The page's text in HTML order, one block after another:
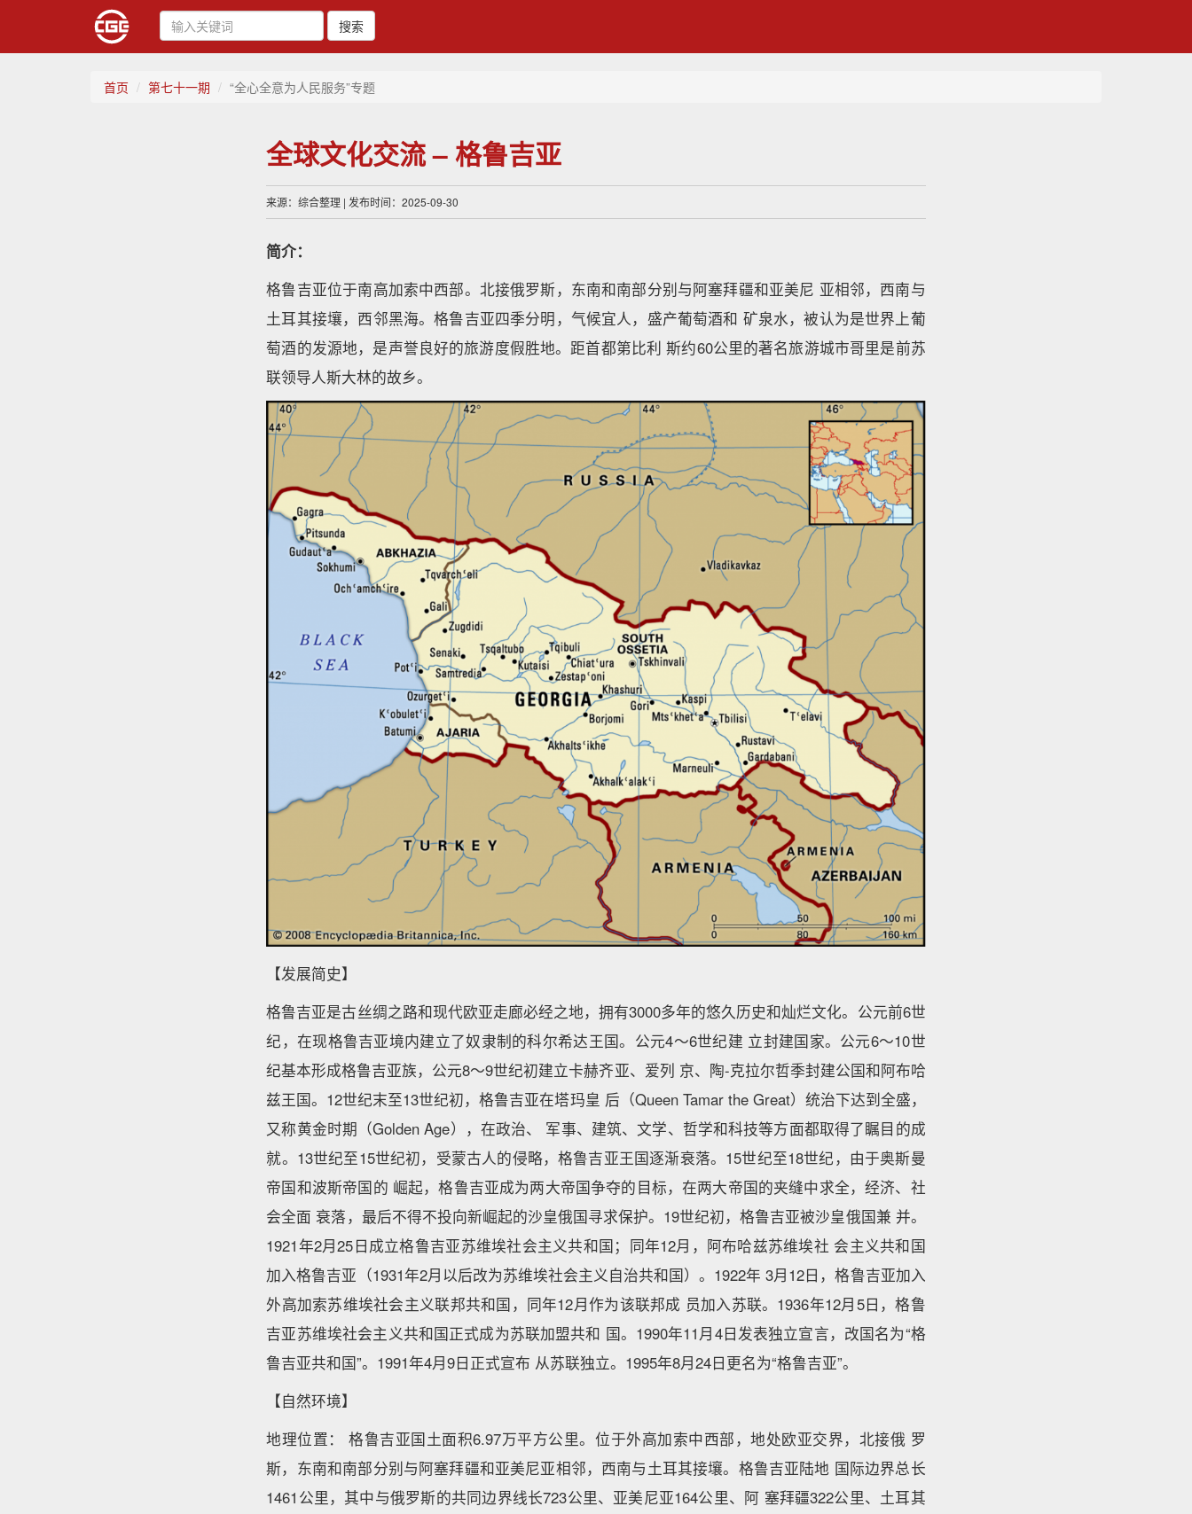
搜索
首页 第七十一期 “全心全意为人民服务”专题
全球文化交流 – 格鲁吉亚
来源：综合整理 | 发布时间：2025-09-30
简介：
格鲁吉亚位于南高加索中西部。北接俄罗斯，东南和南部分别与阿塞拜疆和亚美尼 亚相邻，西南与
土耳其接壤，西邻黑海。格鲁吉亚四季分明，气候宜人，盛产葡萄酒和 矿泉水，被认为是世界上葡
萄酒的发源地，是声誉良好的旅游度假胜地。距首都第比利 斯约60公里的著名旅游城市哥里是前苏
联领导人斯大林的故乡。
【发展简史】
格鲁吉亚是古丝绸之路和现代欧亚走廊必经之地，拥有3000多年的悠久历史和灿烂文化。公元前6世
纪，在现格鲁吉亚境内建立了奴隶制的科尔希达王国。公元4～6世纪建 立封建国家。公元6～10世
纪基本形成格鲁吉亚族，公元8～9世纪初建立卡赫齐亚、爱列 京、陶-克拉尔哲季封建公国和阿布哈
兹王国。12世纪末至13世纪初，格鲁吉亚在塔玛皇 后（Queen Tamar the Great）统治下达到全盛，
又称黄金时期（Golden Age），在政治、 军事、建筑、文学、哲学和科技等方面都取得了瞩目的成
就。13世纪至15世纪初，受蒙古人的侵略，格鲁吉亚王国逐渐衰落。15世纪至18世纪，由于奥斯曼
帝国和波斯帝国的 崛起，格鲁吉亚成为两大帝国争夺的目标，在两大帝国的夹缝中求全，经济、社
会全面 衰落，最后不得不投向新崛起的沙皇俄国寻求保护。19世纪初，格鲁吉亚被沙皇俄国兼 并。
1921年2月25日成立格鲁吉亚苏维埃社会主义共和国；同年12月，阿布哈兹苏维埃社 会主义共和国
加入格鲁吉亚（1931年2月以后改为苏维埃社会主义自治共和国）。1922年 3月12日，格鲁吉亚加入
外高加索苏维埃社会主义联邦共和国，同年12月作为该联邦成 员加入苏联。1936年12月5日，格鲁
吉亚苏维埃社会主义共和国正式成为苏联加盟共和 国。1990年11月4日发表独立宣言，改国名为“格
鲁吉亚共和国”。1991年4月9日正式宣布 从苏联独立。1995年8月24日更名为“格鲁吉亚”。
【自然环境】
地理位置： 格鲁吉亚国土面积6.97万平方公里。位于外高加索中西部，地处欧亚交界，北接俄 罗
斯，东南和南部分别与阿塞拜疆和亚美尼亚相邻，西南与土耳其接壤。格鲁吉亚陆地 国际边界总长
1461公里，其中与俄罗斯的共同边界线长723公里、亚美尼亚164公里、阿 塞拜疆322公里、土耳其